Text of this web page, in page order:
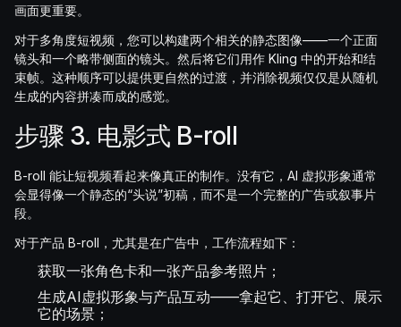
画面更重要。
对于多角度短视频，您可以构建两个相关的静态图像——一个正面
镜头和一个略带侧面的镜头。然后将它们用作 Kling 中的开始和结
束帧。这种顺序可以提供更自然的过渡，并消除视频仅仅是从随机
生成的内容拼凑而成的感觉。
步骤 3. 电影式 B-roll
B-roll 能让短视频看起来像真正的制作。没有它，AI 虚拟形象通常
会显得像一个静态的“头说”初稿，而不是一个完整的广告或叙事片
段。
对于产品 B-roll，尤其是在广告中，工作流程如下：
获取一张角色卡和一张产品参考照片；
生成AI虚拟形象与产品互动——拿起它、打开它、展示
它的场景；